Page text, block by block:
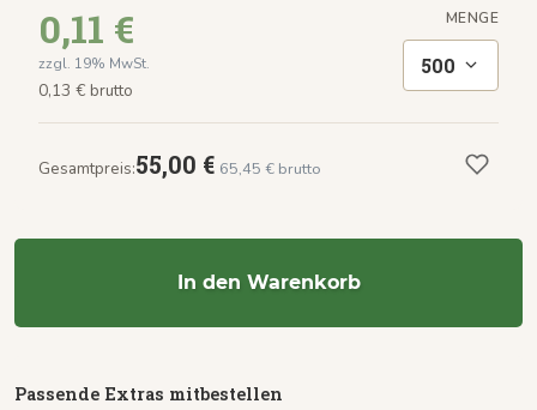
0,11 €
zzgl. 19% MwSt.
0,13 € brutto
MENGE
500
Gesamtpreis:55,00 € 65,45 € brutto
In den Warenkorb
Passende Extras mitbestellen